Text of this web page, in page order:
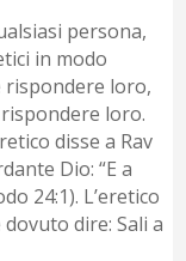
persona,
in modo
rispondere loro,
loro.
disse a Rav
Dio: “E a
24:1). L’eretico
dire: Sali a